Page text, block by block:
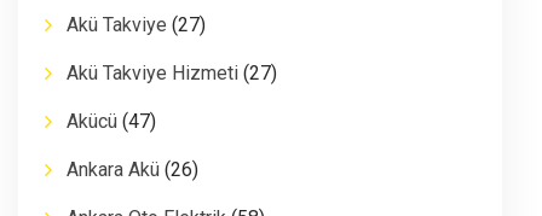
Akü Takviye (27)
Akü Takviye Hizmeti (27)
Akücü (47)
Ankara Akü (26)